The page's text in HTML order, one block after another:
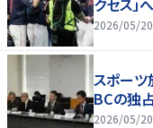
クセス」
2026/05/
スポー
BCの独
2026/05/